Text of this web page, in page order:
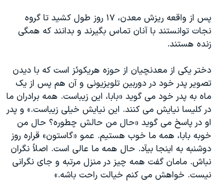
نرگس محمدی برنده جایزه نوبل صلح
همایش محافظه‌کاران آمریکا «سی‌پک»
صفحه‌های ویژه
سفر پرزیدنت ترامپ به چین
پس از واقعه ريزش معدن، ۱۷ روز طول کشيد تا گروه
نجات توانستند با آنان تماس بگيرند و بدانند که همگی
زنده هستند.
دختر يکی از معدنچيان از حوزه هريکوئز است که با ديدن
تصوير پدر خود در دوربين تلويزيونی و آن هم پس از يک
ماه به پدر خود می گويد «بابا، اين زيباست. همه برادران ما
در کليسا نيايش می کنند. اين نيايش خيلی زيباست.» و پدر
او در پاسخ می گويد «حال من حالش چطوره؟ حال من
خوبه بابا، همه ما خوب هستيم. عمو «گاستون» قراره روز
دوشنبه به اينجا بيآد. حال همه ما عالی است. اصلاً نگران
نباش. مامان گفت همه چيز در منزل مرتبه و جای نگرانی
نيست. خواهش می کنم خيالت راحت باشه.»